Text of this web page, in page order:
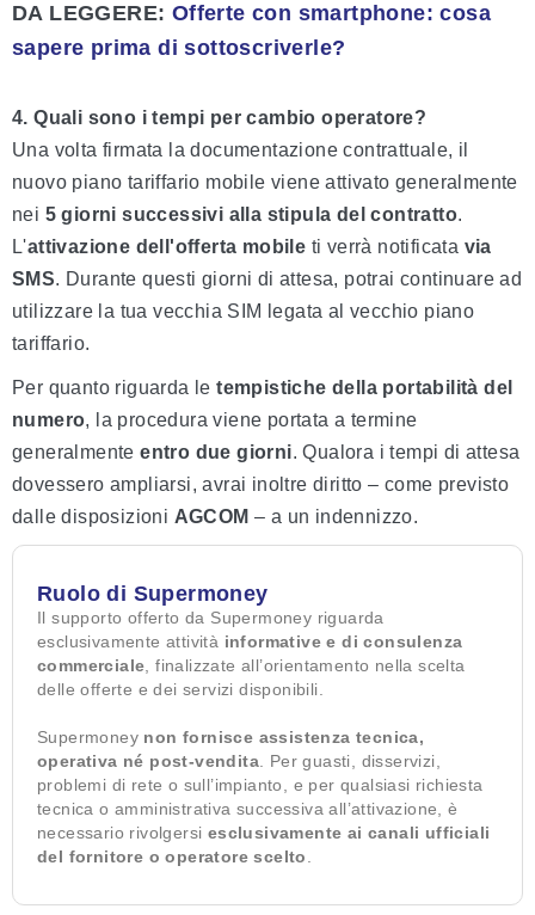
DA LEGGERE: Offerte con smartphone: cosa
sapere prima di sottoscriverle?
4. Quali sono i tempi per cambio operatore?
Una volta firmata la documentazione contrattuale, il
nuovo piano tariffario mobile viene attivato generalmente
nei 5 giorni successivi alla stipula del contratto.
L'attivazione dell'offerta mobile ti verrà notificata via
SMS. Durante questi giorni di attesa, potrai continuare ad
utilizzare la tua vecchia SIM legata al vecchio piano
tariffario.
Per quanto riguarda letempistiche della portabilità del
numero, la procedura viene portata a termine
generalmenteentro due giorni. Qualora i tempi di attesa
dovessero ampliarsi, avrai inoltre diritto – come previsto
dalle disposizioni AGCOM– a un indennizzo.
Ruolo di Supermoney
Il supporto offerto da Supermoney riguarda
esclusivamente attività informative e di consulenza
commerciale, finalizzate all’orientamento nella scelta
delle offerte e dei servizi disponibili.
Supermoney non fornisce assistenza tecnica,
operativa né post-vendita. Per guasti, disservizi,
problemi di rete o sull’impianto, e per qualsiasi richiesta
tecnica o amministrativa successiva all’attivazione, è
necessario rivolgersi esclusivamente ai canali ufficiali
del fornitore o operatore scelto.